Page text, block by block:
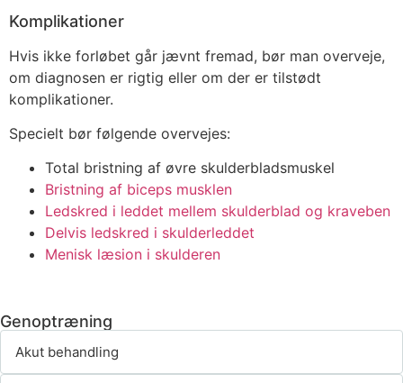
Komplikationer
Hvis ikke forløbet går jævnt fremad, bør man overveje,
om diagnosen er rigtig eller om der er tilstødt
komplikationer.
Specielt bør følgende overvejes:
Total bristning af øvre skulderbladsmuskel
Bristning af biceps musklen
Ledskred i leddet mellem skulderblad og kraveben
Delvis ledskred i skulderleddet
Menisk læsion i skulderen
Genoptræning
Akut behandling